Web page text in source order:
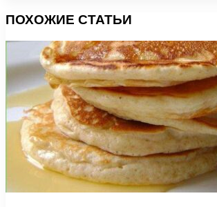
ПОХОЖИЕ СТАТЬИ